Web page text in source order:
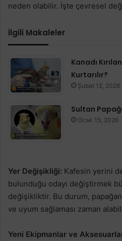
neden olabilir. İşte çevresel
İlgili Makaleler
Kanadı
Kurtarılır?
Şubat 12, 2026
Sultan
Ocak 15, 2026
Yer Değişikliği: Kafesin yerini
bulunduğu odayı değiştirmek
değişikliktir. Bu durum,
ve uyum sağlaması zaman
Yeni Ekipmanlar ve